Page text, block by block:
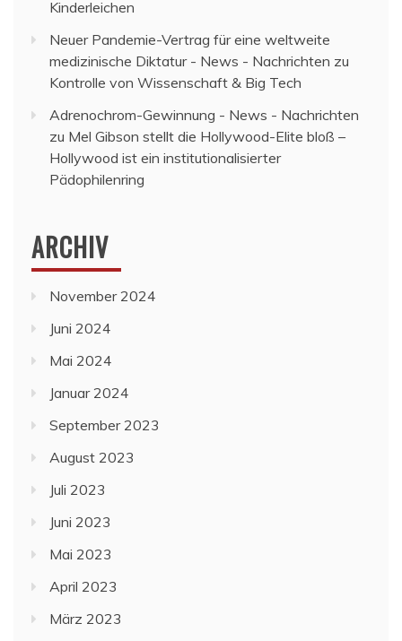
Kinderleichen
Neuer Pandemie-Vertrag für eine weltweite
medizinische Diktatur - News - Nachrichten zu
Kontrolle von Wissenschaft & Big Tech
Adrenochrom-Gewinnung - News - Nachrichten
zu Mel Gibson stellt die Hollywood-Elite bloß –
Hollywood ist ein institutionalisierter
Pädophilenring
ARCHIV
November 2024
Juni 2024
Mai 2024
Januar 2024
September 2023
August 2023
Juli 2023
Juni 2023
Mai 2023
April 2023
März 2023